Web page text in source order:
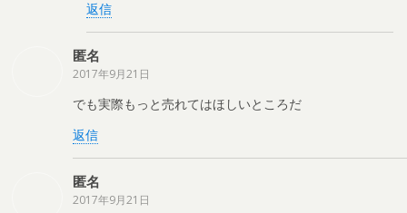
返信
匿名
2017年9月21日
でも実際もっと売れてはほしいところだ
返信
匿名
2017年9月21日